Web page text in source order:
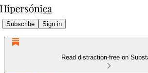
Subscribe Sign in
Read distraction-free on